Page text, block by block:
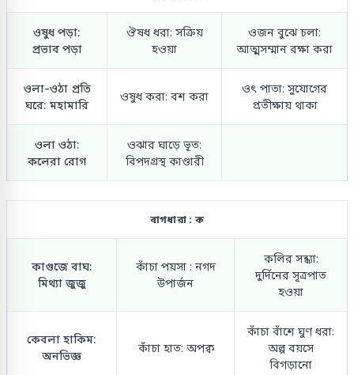
ওষুধ পড়া:
প্রভাব পড়া
ঔষধ ধরা: সক্রিয়
হওয়া
ওজন বুঝে চলা:
আত্মসম্মান রক্ষা করা
ওলা-ওঠা প্রতি
ঘরে: মহামারি
ওষুধ করা: বশ করা
ওৎ পাতা: সুযোগের
প্রতীক্ষায় থাকা
ওলা ওঠা:
কলেরা রোগ
ওঝার ঘাড়ে ভূত:
বিপদগ্রস্থ কাণ্ডারী
বাগধারা : ক
কাগুজে বাঘ:
মিথ্যা জুজু
কাঁচা পয়সা : নগদ
উপার্জন
কলির সন্ধ্যা:
দুর্দিনের সূত্রপাত
হওয়া
কেবলা হাকিম:
অনভিজ্ঞ
কাঁচা হাত: অপক্ব
কাঁচা বাঁশে ঘুণ ধরা:
অল্প বয়সে
বিগড়ানো